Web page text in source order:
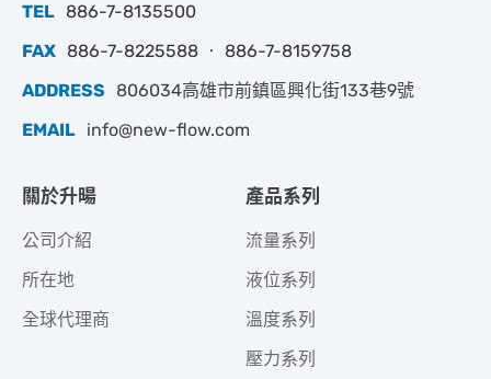
TEL 886-7-8135500
FAX 886-7-8225588 ‧ 886-7-8159758
ADDRESS
806034高雄市前鎮區興化街133巷9號
EMAIL info@new-flow.com
關於升暘
公司介紹
所在地
全球代理商
產品系列
流量系列
液位系列
溫度系列
壓力系列